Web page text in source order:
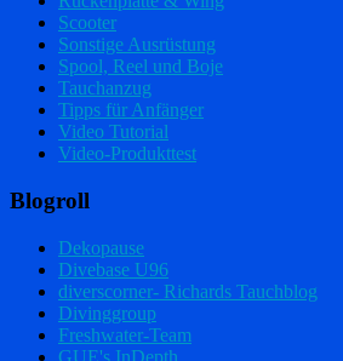
Scooter
Sonstige Ausrüstung
Spool, Reel und Boje
Tauchanzug
Tipps für Anfänger
Video Tutorial
Video-Produkttest
Blogroll
Dekopause
Divebase U96
diverscorner- Richards Tauchblog
Divinggroup
Freshwater-Team
GUE's InDepth